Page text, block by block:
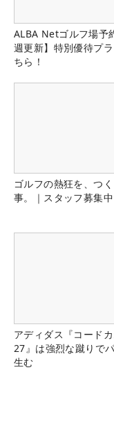
ALBA Netゴルフ場予
週更新】特別優待プ
ちら！
ゴルフの熱狂を、つ
事。｜スタッフ募集中
アディダス『コード
27』は強烈な蹴りで
生む